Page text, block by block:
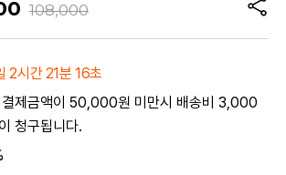
108,000
2시간 21분 16초
제금액이 50,000원 미만시 배송비 3,000
청구됩니다.